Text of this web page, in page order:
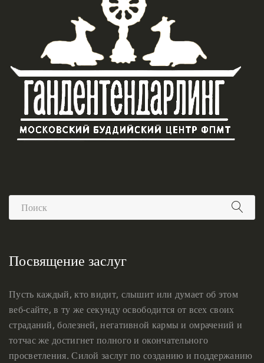
Посвящение заслуг
Пусть каждый, кто видит, слышит или думает об этом
веб-сайте, в ту же секунду освободится от всех своих
страданий, болезней, негативной кармы и омрачений и
тотчас же достигнет полного и окончательного
просветления. Силой заслуг по созданию и поддержанию